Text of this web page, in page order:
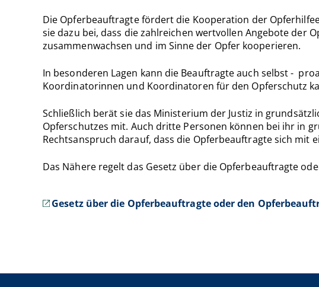
Die Opferbeauftragte fördert die Kooperation der
sie dazu bei, dass die zahlreichen wertvollen Angebote der
zusammenwachsen und im Sinne der Opfer kooperieren.
In besonderen Lagen kann die Beauftragte auch selbst -
Koordinatorinnen und Koordinatoren für den Opferschutz
Schließlich berät sie das Ministerium der Justiz in
Opferschutzes mit. Auch dritte Personen können bei ihr in
Rechtsanspruch darauf, dass die Opferbeauftragte sich mit
Das Nähere regelt das Gesetz über die Opferbeauftragte
Gesetz über die Opferbeauftragte oder den